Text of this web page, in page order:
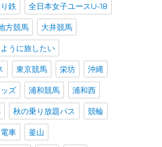
鉄 全日本女子ユースU-18
方競馬 大井競馬
うに旅したい
東京競馬 栄坊 沖縄
ズ 浦和競馬 浦和西
秋の乗り放題パス 競輪
車 釜山